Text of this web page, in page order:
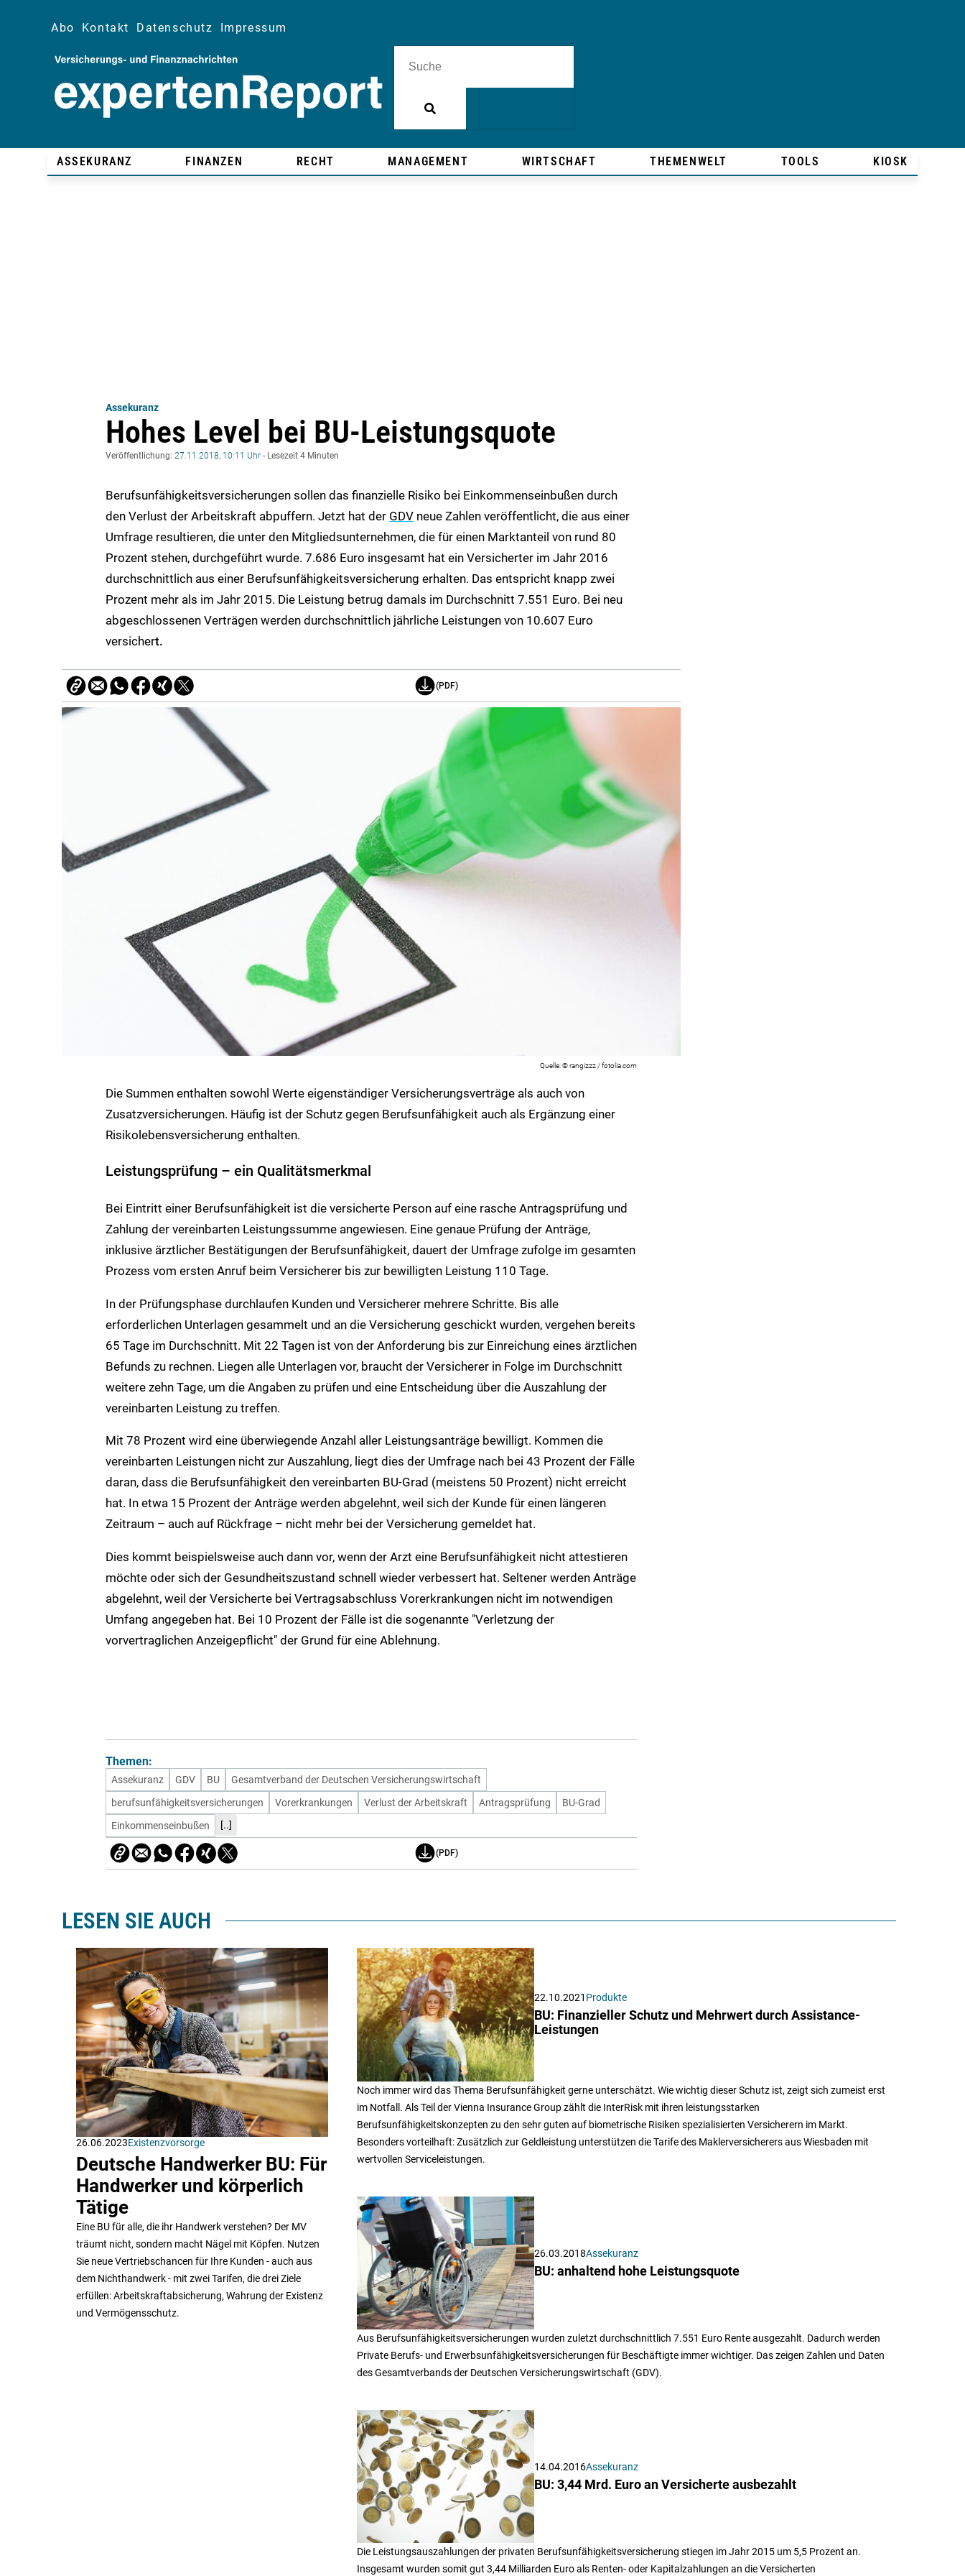
Abo Kontakt Datenschutz Impressum
ASSEKURANZ FINANZEN RECHT MANAGEMENT WIRTSCHAFT THEMENWELT TOOLS KIOSK
Assekuranz
Hohes Level bei BU-Leistungsquote
Veröffentlichung: 27.11.2018, 10:11 Uhr - Lesezeit 4 Minuten
Berufsunfähigkeitsversicherungen sollen das finanzielle Risiko bei Einkommenseinbußen durch
den Verlust der Arbeitskraft abpuffern. Jetzt hat der GDV neue Zahlen veröffentlicht, die aus einer
Umfrage resultieren, die unter den Mitgliedsunternehmen, die für einen Marktanteil von rund 80
Prozent stehen, durchgeführt wurde. 7.686 Euro insgesamt hat ein Versicherter im Jahr 2016
durchschnittlich aus einer Berufsunfähigkeitsversicherung erhalten. Das entspricht knapp zwei
Prozent mehr als im Jahr 2015. Die Leistung betrug damals im Durchschnitt 7.551 Euro. Bei neu
abgeschlossenen Verträgen werden durchschnittlich jährliche Leistungen von 10.607 Euro
versichert.
(PDF)
© rangizzz / fotolia.com
Die Summen enthalten sowohl Werte eigenständiger Versicherungsverträge als auch von
Zusatzversicherungen. Häufig ist der Schutz gegen Berufsunfähigkeit auch als Ergänzung einer
Risikolebensversicherung enthalten.
Leistungsprüfung – ein Qualitätsmerkmal
Bei Eintritt einer Berufsunfähigkeit ist die versicherte Person auf eine rasche Antragsprüfung und
Zahlung der vereinbarten Leistungssumme angewiesen. Eine genaue Prüfung der Anträge,
inklusive ärztlicher Bestätigungen der Berufsunfähigkeit, dauert der Umfrage zufolge im gesamten
Prozess vom ersten Anruf beim Versicherer bis zur bewilligten Leistung 110 Tage.
In der Prüfungsphase durchlaufen Kunden und Versicherer mehrere Schritte. Bis alle
erforderlichen Unterlagen gesammelt und an die Versicherung geschickt wurden, vergehen bereits
65 Tage im Durchschnitt. Mit 22 Tagen ist von der Anforderung bis zur Einreichung eines ärztlichen
Befunds zu rechnen. Liegen alle Unterlagen vor, braucht der Versicherer in Folge im Durchschnitt
weitere zehn Tage, um die Angaben zu prüfen und eine Entscheidung über die Auszahlung der
vereinbarten Leistung zu treffen.
Mit 78 Prozent wird eine überwiegende Anzahl aller Leistungsanträge bewilligt. Kommen die
vereinbarten Leistungen nicht zur Auszahlung, liegt dies der Umfrage nach bei 43 Prozent der Fälle
daran, dass die Berufsunfähigkeit den vereinbarten BU-Grad (meistens 50 Prozent) nicht erreicht
hat. In etwa 15 Prozent der Anträge werden abgelehnt, weil sich der Kunde für einen längeren
Zeitraum – auch auf Rückfrage – nicht mehr bei der Versicherung gemeldet hat.
Dies kommt beispielsweise auch dann vor, wenn der Arzt eine Berufsunfähigkeit nicht attestieren
möchte oder sich der Gesundheitszustand schnell wieder verbessert hat. Seltener werden Anträge
abgelehnt, weil der Versicherte bei Vertragsabschluss Vorerkrankungen nicht im notwendigen
Umfang angegeben hat. Bei 10 Prozent der Fälle ist die sogenannte "Verletzung der
vorvertraglichen Anzeigepflicht" der Grund für eine Ablehnung.
Themen:
Assekuranz GDV BU
Gesamtverband der Deutschen Versicherungswirtschaft
berufsunfähigkeitsversicherungen
Vorerkrankungen Verlust der Arbeitskraft Antragsprüfung
BU-Grad
Einkommenseinbußen
[..]
(PDF)
LESEN SIE AUCH
26.06.2023Existenzvorsorge
Deutsche Handwerker BU: Für
Handwerker und körperlich
Tätige
Eine BU für alle, die ihr Handwerk verstehen? Der MV
träumt nicht, sondern macht Nägel mit Köpfen. Nutzen
Sie neue Vertriebschancen für Ihre Kunden - auch aus
dem Nichthandwerk - mit zwei Tarifen, die drei Ziele
erfüllen: Arbeitskraftabsicherung, Wahrung der Existenz
und Vermögensschutz.
22.10.2021 Produkte
BU: Finanzieller Schutz und Mehrwert durch Assistance-
Leistungen
Noch immer wird das Thema Berufsunfähigkeit gerne unterschätzt. Wie wichtig dieser Schutz ist, zeigt sich zumeist erst
im Notfall. Als Teil der Vienna Insurance Group zählt die InterRisk mit ihren leistungsstarken
Berufsunfähigkeitskonzepten zu den sehr guten auf biometrische Risiken spezialisierten Versicherern im Markt.
Besonders vorteilhaft: Zusätzlich zur Geldleistung unterstützen die Tarife des Maklerversicherers aus Wiesbaden mit
wertvollen Serviceleistungen.
26.03.2018Assekuranz
BU: anhaltend hohe Leistungsquote
Aus Berufsunfähigkeitsversicherungen wurden zuletzt durchschnittlich 7.551 Euro Rente ausgezahlt. Dadurch werden
Private Berufs- und Erwerbsunfähigkeitsversicherungen für Beschäftigte immer wichtiger. Das zeigen Zahlen und Daten
des Gesamtverbands der Deutschen Versicherungswirtschaft (GDV).
14.04.2016Assekuranz
BU: 3,44 Mrd. Euro an Versicherte ausbezahlt
Die Leistungsauszahlungen der privaten Berufsunfähigkeitsversicherung stiegen im Jahr 2015 um 5,5 Prozent an.
Insgesamt wurden somit gut 3,44 Milliarden Euro als Renten- oder Kapitalzahlungen an die Versicherten